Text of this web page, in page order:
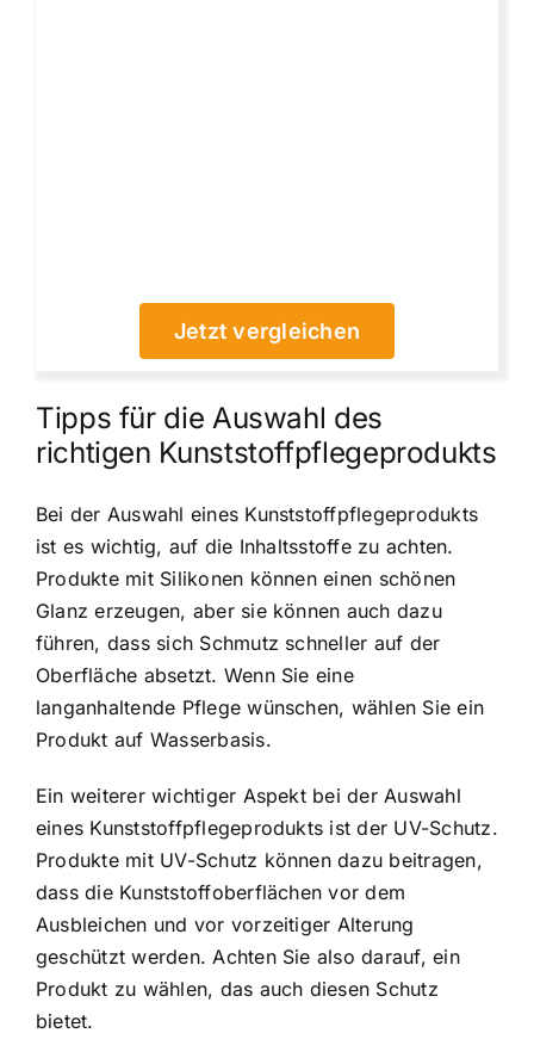
Jetzt vergleichen
Tipps für die Auswahl des
richtigen Kunststoffpflegeprodukts
Bei der Auswahl eines Kunststoffpflegeprodukts
ist es wichtig, auf die Inhaltsstoffe zu achten.
Produkte mit Silikonen können einen schönen
Glanz erzeugen, aber sie können auch dazu
führen, dass sich Schmutz schneller auf der
Oberfläche absetzt. Wenn Sie eine
langanhaltende Pflege wünschen, wählen Sie ein
Produkt auf Wasserbasis.
Ein weiterer wichtiger Aspekt bei der Auswahl
eines Kunststoffpflegeprodukts ist der UV-Schutz.
Produkte mit UV-Schutz können dazu beitragen,
dass die Kunststoffoberflächen vor dem
Ausbleichen und vor vorzeitiger Alterung
geschützt werden. Achten Sie also darauf, ein
Produkt zu wählen, das auch diesen Schutz
bietet.